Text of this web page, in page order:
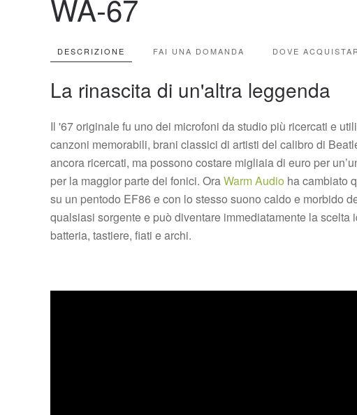
WA-67
DESCRIZIONE FAI UNA DOMANDA DOVE
La rinascita di un'altra leggenda
Il '67 originale fu uno dei microfoni da studio più ricercati e
canzoni memorabili, brani classici di artisti del calibro di
ancora ricercati, ma possono costare migliaia di euro per
per la maggior parte dei fonici. OraWarm Audio ha cambiato
su un pentodo EF86 e con lo stesso suono caldo e morbido
qualsiasi sorgente e può diventare immediatamente la
batteria, tastiere, fiati e archi.